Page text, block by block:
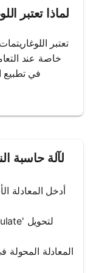
لماذا تعتبر
تعتبر
خاصة عند
في تطبيع